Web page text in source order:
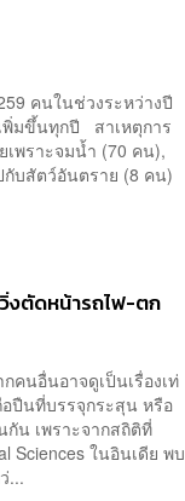
คนในช่วงระหว่างปี
พิ่มขึ้นทุกปี สาเหตุการ
พราะจมน้ำ (70 คน),
บสัตว์อันตราย (8 คน)
งตัดหน้ารถไฟ-ตก
นอื่นอาจดูเป็นเรื่องเท่
ปืนที่บรรจุกระสุน หรือ
น เพราะจากสถิติที่
Sciences ในอินเดีย พบ
...